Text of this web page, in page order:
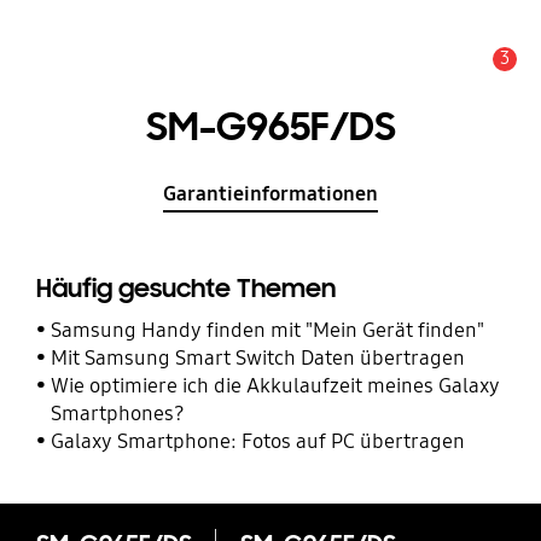
3
SM-G965F/DS
Garantieinformationen
Häufig gesuchte Themen
Samsung Handy finden mit "Mein Gerät finden"
Mit Samsung Smart Switch Daten übertragen
Wie optimiere ich die Akkulaufzeit meines Galaxy
Smartphones?
Galaxy Smartphone: Fotos auf PC übertragen